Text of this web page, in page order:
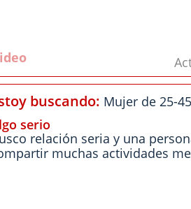
buscando: Mujer de 25-
serio
relación seria y una
muchas actividades